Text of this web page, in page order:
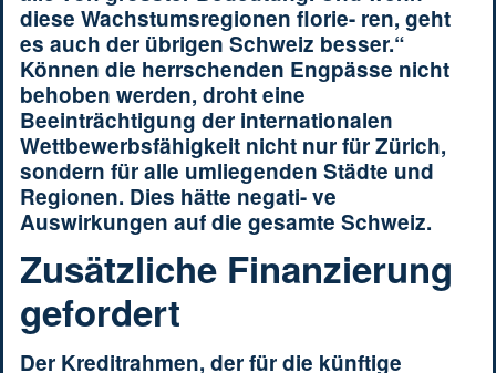
diese Wachstumsregionen florie- ren, geht
es auch der übrigen Schweiz besser.“
Können die herrschenden Engpässe nicht
behoben werden, droht eine
Beeinträchtigung der internationalen
Wettbewerbsfähigkeit nicht nur für Zürich,
sondern für alle umliegenden Städte und
Regionen. Dies hätte negati- ve
Auswirkungen auf die gesamte Schweiz.
Zusätzliche Finanzierung
gefordert
Der Kreditrahmen, der für die künftige